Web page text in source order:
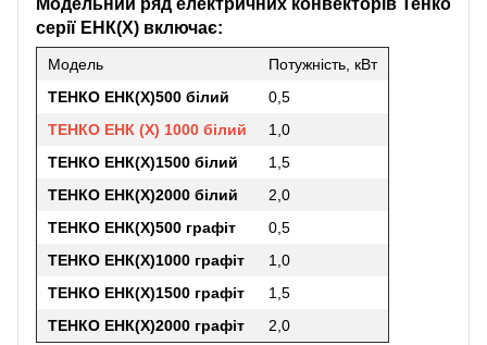
серії ЕНК(Х) включає:
Модель
Потужність, кВт
ТЕНКО ЕНК(Х)500 білий
0,5
ТЕНКО ЕНК (Х) 1000 білий
1,0
ТЕНКО ЕНК(Х)1500 білий
1,5
ТЕНКО ЕНК(Х)2000 білий
2,0
ТЕНКО ЕНК(Х)500 графіт
0,5
ТЕНКО ЕНК(Х)1000 графіт
1,0
ТЕНКО ЕНК(Х)1500 графіт
1,5
ТЕНКО ЕНК(Х)2000 графіт
2,0